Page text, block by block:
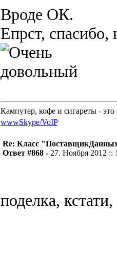
Вроде ОК.
Епрст,
Кампутер, кофе и сигареты - это
wwwSkype/VoIP
Re: Класс
Ответ #868 - 27. Ноября 2012 ::
поделка,